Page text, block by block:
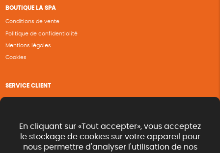
BOUTIQUE LA SPA
Conditions de vente
Politique de confidentialité
Mentions légales
Cookies
SERVICE CLIENT
Nous contacter
Renvoyer des articles
Commande rapide catalogue
En cliquant sur «Tout accepter», vous acceptez
le stockage de cookies sur votre appareil pour
nous permettre d'analyser l'utilisation de nos